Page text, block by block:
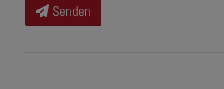
Senden